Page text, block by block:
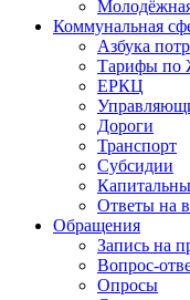
Коммунальная
Азбука
Тарифы
ЕРКЦ
Дороги
Транспорт
Субсидии
Ответы на
Обращения
Запись на
Вопрос-
Опросы